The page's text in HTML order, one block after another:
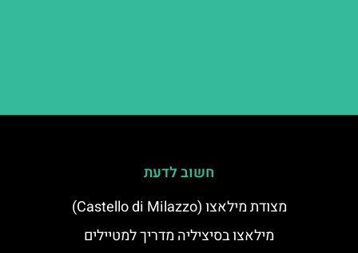
חשוב לדעת
מצודת מילאצו (Castello di Milazzo)
מילאצו בסיציליה מדריך למטיילים